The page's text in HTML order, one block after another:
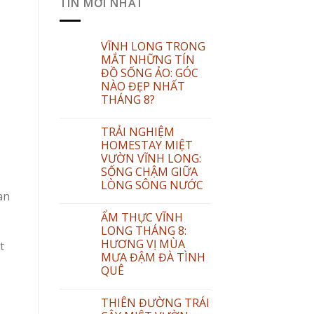
VĨNH LONG TRONG
MẮT NHỮNG TÍN
ĐỒ SỐNG ẢO: GÓC
NÀO ĐẸP NHẤT
THÁNG 8?
TRẢI NGHIỆM
HOMESTAY MIỆT
VƯỜN VĨNH LONG:
SỐNG CHẬM GIỮA
LÒNG SÔNG NƯỚC
ẨM THỰC VĨNH
LONG THÁNG 8:
HƯƠNG VỊ MÙA
MƯA ĐẬM ĐÀ TÌNH
QUÊ
THIÊN ĐƯỜNG TRÁI